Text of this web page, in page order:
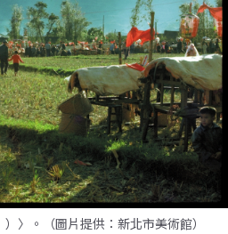
〉。（圖片提供：新北市美術館）